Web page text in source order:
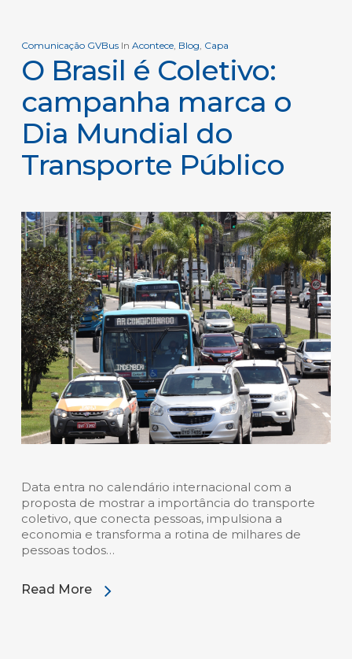
Comunicação GVBus In Acontece, Blog Capa
O Brasil é Coletivo:
campanha marca o
Dia Mundial do
Transporte Público
Data entra no calendário internacional com a
proposta de mostrar a importância do transporte
coletivo, que conecta pessoas, impulsiona a
economia e transforma a rotina de milhares de
pessoas todos…
Read More